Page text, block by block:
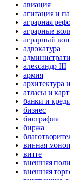
авиация
агитация и
аграрная
аграрные
аграрный
адвокатура
александр III
армия
архитектура
атласы и
банки и
бизнес
биография
биржа
винная
витте
внешняя
внешняя